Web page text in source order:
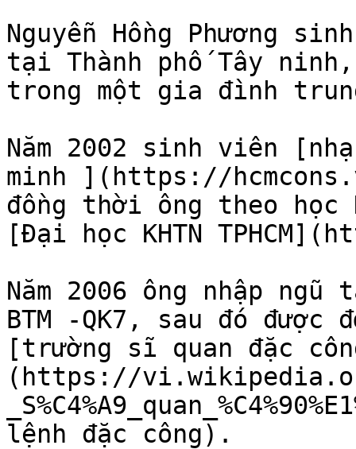
Nguyễn Hồng Phương
tại Thành phố Tây
trong một gia đình
Năm 2002 sinh viên
minh ](https://
đồng thời ông theo học
[Đại học KHTN
Năm 2006 ông nhập
BTM -QK7, sau đó
[trường sĩ quan đặc
(https://vi.wikipedia.org/
lệnh đặc công).